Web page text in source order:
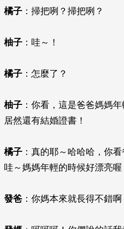
橘子 ：掃把咧？掃把咧？
柚子 ：哇～！
橘子 ：怎麼了？
柚子 ：你看，這是爸爸媽媽
居然還有結婚證書！
橘子 ：真的耶～哈哈哈，你
哇～媽媽年輕的時候好漂亮喔
發爸 ：你媽本來就長得不錯啊